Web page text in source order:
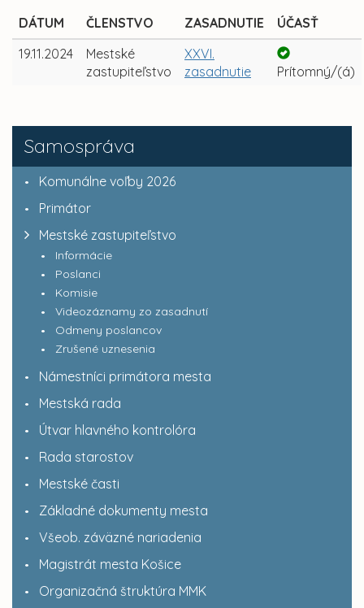
Samospráva
Komunálne voľby 2026
Primátor
Mestské zastupiteľstvo
Informácie
Poslanci
Komisie
Videozáznamy zo zasadnutí
Odmeny poslancov
Zrušené uznesenia
Námestníci primátora mesta
Mestská rada
Útvar hlavného kontrolóra
Rada starostov
Mestské časti
Základné dokumenty mesta
Všeob. záväzné nariadenia
Magistrát mesta Košice
Organizačná štruktúra MMK
DÁTUM ČLENSTVO ZASADNUTIE
ÚČASŤ
19.11.2024
Mestské
zastupiteľstvo
XXVI.
zasadnutie
Prítomný/(á)